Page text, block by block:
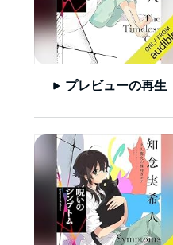
プレビューの再生